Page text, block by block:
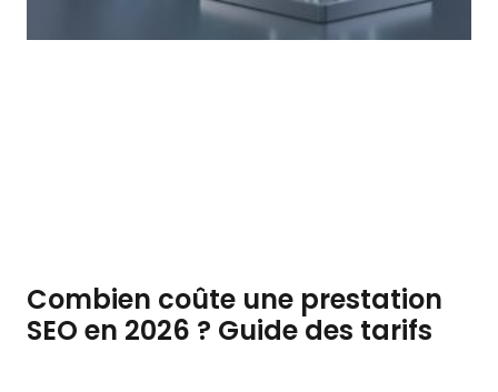
Combien coûte une prestation
SEO en 2026 ? Guide des tarifs